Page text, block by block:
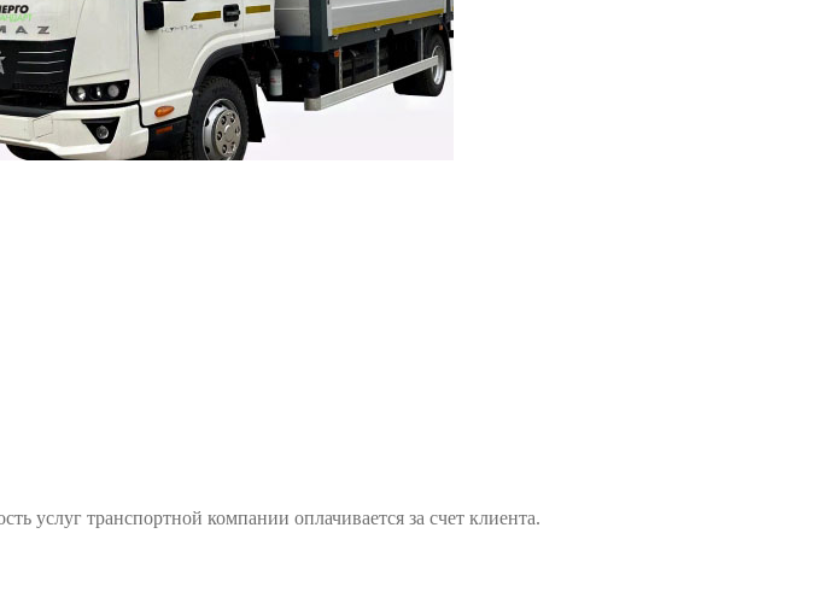
услуг транспортной компании оплачивается за счет клиента.